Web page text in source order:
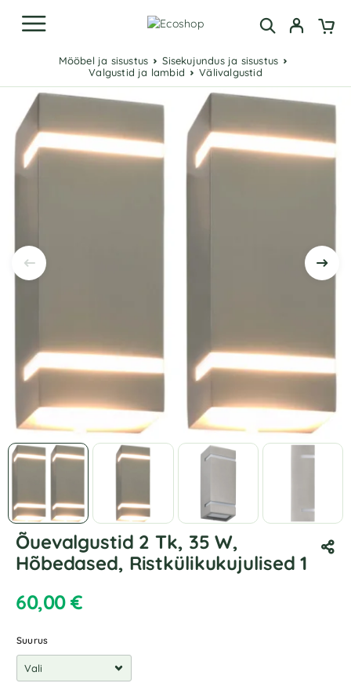
Mööbel ja sisustus
Sisekujundus ja sisustus
Valgustid ja lambid
Välivalgustid
Õuevalgustid 2 Tk, 35 W,
Hõbedased, Ristkülikukujulised 1
60,00€
Suurus